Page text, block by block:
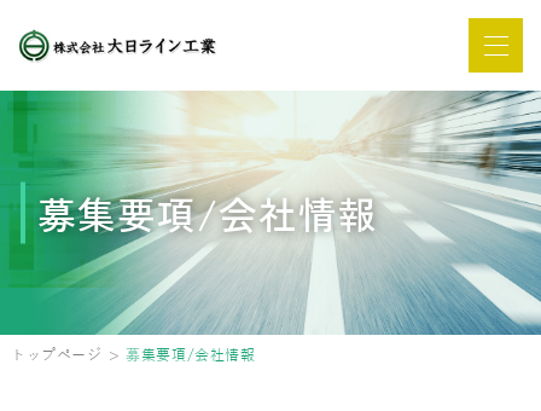
募集要項/会社情報
トップページ 募集要項/会社情報